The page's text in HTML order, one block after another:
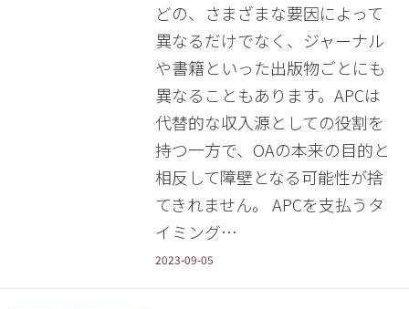
どの、さまざまな要因によって
異なるだけでなく、ジャーナル
や書籍といった出版物ごとにも
異なることもあります。APCは
代替的な収入源としての役割を
持つ一方で、OAの本来の目的と
相反して障壁となる可能性が捨
てきれません。 APCを支払うタ
イミング…
2023-09-05